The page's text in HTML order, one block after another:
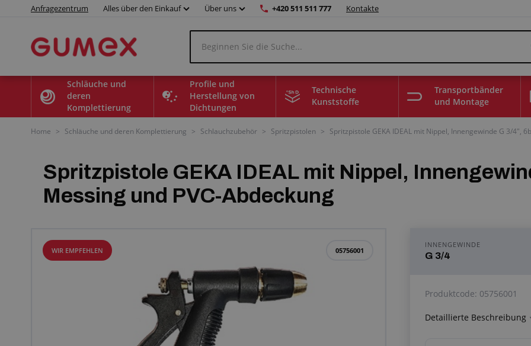
Anfragezentrum Alles über den Einkauf Über uns +420 511 511 777 Kontakte
Schläuche und
deren
Komplettierung
Profile und
Herstellung von
Dichtungen
Technische
Kunststoffe
Transportbänder
und Montage
Home > Schläuche und deren Komplettierung > Schlauchzubehör > Spritzpistolen > Spritzpistole GEKA IDEAL mit Nippel, Innengewinde G 3/4",
Spritzpistole GEKA IDEAL mit Nippel,
Messing und PVC-Abdeckung
05756001
WIR EMPFEHLEN
INNENGEWINDE
G 3/4
Produktcode: 05756001
Detaillierte Beschreibung